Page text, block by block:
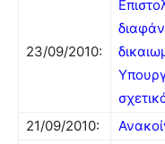
23/09/2010:
21/09/2010: